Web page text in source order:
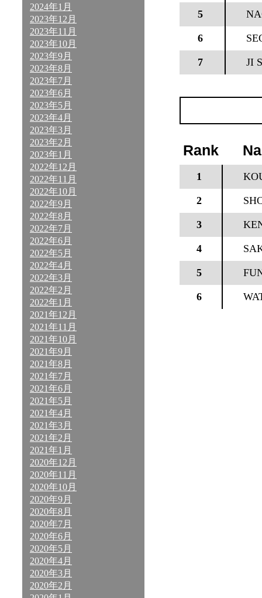
2024年1月
2023年12月
2023年11月
2023年10月
2023年9月
2023年8月
2023年7月
2023年6月
2023年5月
2023年4月
2023年3月
2023年2月
2023年1月
2022年12月
2022年11月
2022年10月
2022年9月
2022年8月
2022年7月
2022年6月
2022年5月
2022年4月
2022年3月
2022年2月
2022年1月
2021年12月
2021年11月
2021年10月
2021年9月
2021年8月
2021年7月
2021年6月
2021年5月
2021年4月
2021年3月
2021年2月
2021年1月
2020年12月
2020年11月
2020年10月
2020年9月
2020年8月
2020年7月
2020年6月
2020年5月
2020年4月
2020年3月
2020年2月
5
6
7 JI
Rank
1
2
3
4
5
6